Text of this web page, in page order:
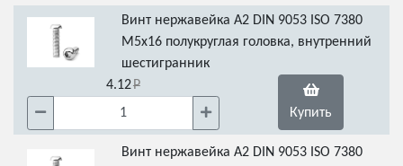
Винт нержавейка А2 DIN 9053 ISO 7380
М5х16 полукруглая головка, внутренний
шестигранник
4.12
Купить
Винт нержавейка А2 DIN 9053 ISO 7380